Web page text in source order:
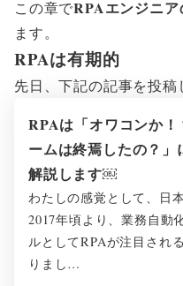
この章でRPAエンジニ
ます。
RPAは有期的
先日、下記の記事を投稿
RPAは「オワコンか！
ームは終焉したの？」
解説します￼
わたしの感覚として、日
2017年頃より、業務自動
ルとしてRPAが注目され
りまし…